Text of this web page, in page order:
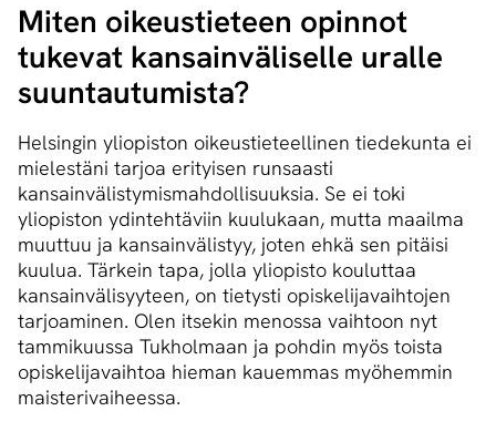
Miten oikeustieteen opinnot
tukevat kan­sain­vä­li­sel­le uralle
suuntautumista?
Helsingin yliopiston oikeustieteellinen tiedekunta ei
mielestäni tarjoa erityisen runsaasti
kansainvälistymismahdollisuuksia. Se ei toki
yliopiston ydintehtäviin kuulukaan, mutta maailma
muuttuu ja kansainvälistyy, joten ehkä sen pitäisi
kuulua. Tärkein tapa, jolla yliopisto kouluttaa
kansainvälisyyteen, on tietysti opiskelijavaihtojen
tarjoaminen. Olen itsekin menossa vaihtoon nyt
tammikuussa Tukholmaan ja pohdin myös toista
opiskelijavaihtoa hieman kauemmas myöhemmin
maisterivaiheessa.